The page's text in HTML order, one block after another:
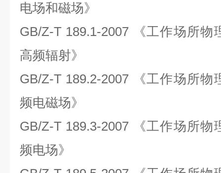
电场和磁场》
GB/Z-T 189.1-2007 《工作场所
高频辐射》
GB/Z-T 189.2-2007 《工作场所
频电磁场》
GB/Z-T 189.3-2007 《工作场所
频电场》